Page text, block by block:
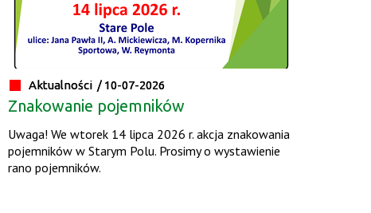
Aktualności / 10-07-2026
Znakowanie pojemników
Uwaga! We wtorek 14 lipca 2026 r. akcja znakowania
pojemników w Starym Polu. Prosimy o wystawienie
rano pojemników.